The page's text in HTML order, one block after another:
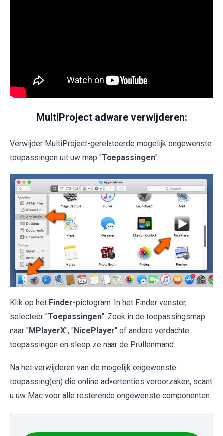
MultiProject adware verwijderen:
Verwijder MultiProject-gerelateerde mogelijk ongewenste
toepassingen uit uw map "Toepassingen":
Klik op het Finder-pictogram. In het Finder venster,
selecteer "Toepassingen". Zoek in de toepassingsmap
naar "MPlayerX", "NicePlayer" of andere verdachte
toepassingen en sleep ze naar de Prullenmand.
Na het verwijderen van de mogelijk ongewenste
toepassing(en) die online advertenties veroorzaken, scant
u uw Mac voor alle resterende ongewenste componenten.